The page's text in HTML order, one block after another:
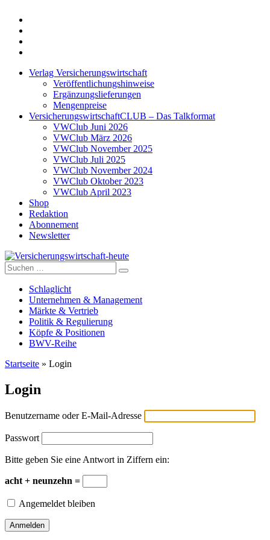
Verlag Versicherungswirtschaft
Veröffentlichungshinweise
Ergänzungslieferungen
Mengenpreise
VersicherungswirtschaftCLUB – Das Talkformat
VWClub Juni 2026
VWClub März 2026
VWClub November 2025
VWClub Juli 2025
VWClub November 2024
VWClub Oktober 2023
VWClub April 2023
Shop
Redaktion
Abonnement
Newsletter
Versicherungswirtschaft-heute
Suche
nach:
Schlaglicht
Unternehmen & Management
Märkte & Vertrieb
Politik & Regulierung
Köpfe & Positionen
BWV-Reihe
Startseite » Login
Login
Benutzername oder E-Mail-Adresse
Passwort
Bitte geben Sie eine Antwort in Ziffern ein:
acht + neunzehn =
Angemeldet bleiben